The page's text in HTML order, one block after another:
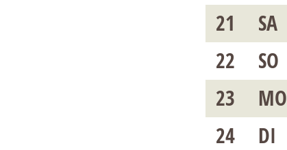
21
SA
22
SO
23
MO
24
DI